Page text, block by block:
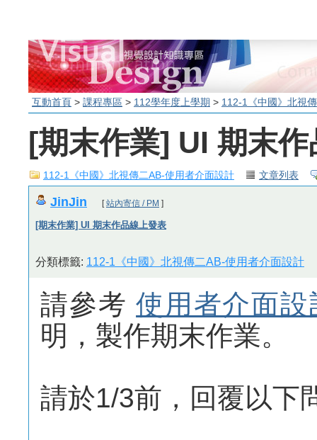
互動首頁 > 課程專區 > 112學年度上學期 > 112-1《中國》北視
[期末作業] UI 期末
112-1《中國》北視傳二AB-使用者介面設計 文章列表
JinJin [站內寄信 / PM ]
[期末作業] UI 期末作品線上發表
分類標籤: 112-1《中國》北視傳二AB-使用者介面設計
請參考使用者介面
明，製作期末作業。
請於1/3前，回覆以下